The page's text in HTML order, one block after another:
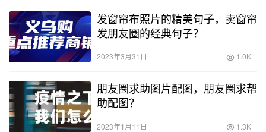
发窗帘布照片的精美句子，卖窗帘
发朋友圈的经典句子？
2023年3月31日 1.0K
朋友圈求助图片配图，朋友圈求帮
助配图？
2023年1月11日 1.3K